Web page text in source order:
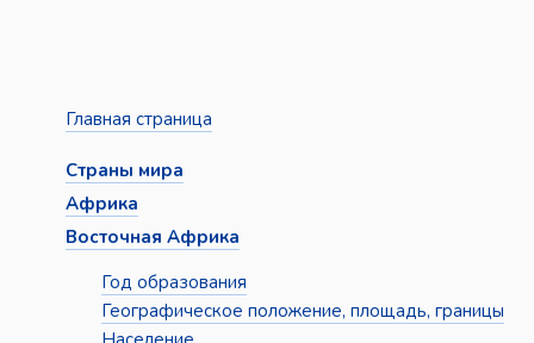
Главная страница
Страны мира
Африка
Восточная Африка
Год образования
Географическое положение, площадь, границы